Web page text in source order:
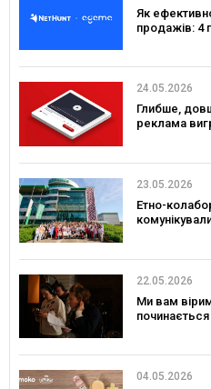
Як
продажів: 4
24.05.2026
Глибше,
реклама
23.05.2026
Етно-
22.05.2026
Ми вам
04.05.2026